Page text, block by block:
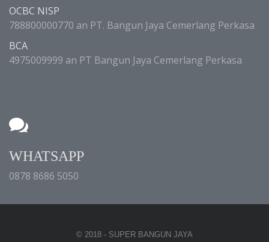
OCBC NISP
788800000770 an PT. Bangun Jaya Cemerlang Perkasa
BCA
4975009999 an PT Bangun Jaya Cemerlang Perkasa
WHATSAPP
0878 8686 5050
© 2018 - SUPER BANGUN JAYA